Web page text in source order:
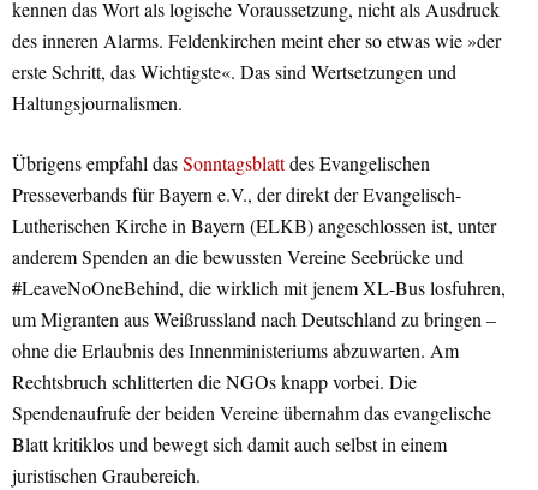
kennen das Wort als logische Voraussetzung, nicht als Ausdruck
des inneren Alarms. Feldenkirchen meint eher so etwas wie »der
erste Schritt, das Wichtigste«. Das sind Wertsetzungen und
Haltungsjournalismen.
Übrigens empfahl dasSonntagsblattdes Evangelischen
Presseverbands für Bayern e.V., der direkt der Evangelisch-
Lutherischen Kirche in Bayern (ELKB) angeschlossen ist, unter
anderem Spenden an die bewussten Vereine Seebrücke und
#LeaveNoOneBehind, die wirklich mit jenem XL-Bus losfuhren,
um Migranten aus Weißrussland nach Deutschland zu bringen –
ohne die Erlaubnis des Innenministeriums abzuwarten. Am
Rechtsbruch schlitterten die NGOs knapp vorbei. Die
Spendenaufrufe der beiden Vereine übernahm das evangelische
Blatt kritiklos und bewegt sich damit auch selbst in einem
juristischen Graubereich.